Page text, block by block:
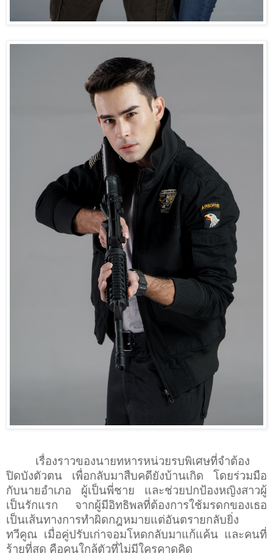
เรื่องราวของนายทหารหน่วยรบพิเศษที่จำต้อง
ปิดบังตัวตน เพื่อกลับมาสืบคดียังบ้านเกิด โดยร่วมมือ
กับนายอำเภอ ผู้เป็นพี่ชาย และช่วยปกป้องหญิงสาวผู้
เป็นรักแรก จากผู้มีอิทธิพลที่ต้องการใช้มรดกของเธอ
เป็นเส้นทางการทำผิดกฎหมายแต่อันตรายกลับยิ่ง
ทวีคูณ เมื่อคู่ปรับเก่าจอมโหดกลับมาแก้แค้น และคนที่
ร้ายที่สุด คือคนใกล้ตัวที่ไม่มีใครคาดคิด